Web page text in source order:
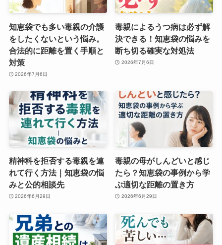
知恵袋でも多い毒親の介護
をしたくないという悩み。
合法的に距離を置く手順と
対策
2026年7月6日
毒親によるうつ病は必ず解
決できる！知恵袋の悩みを
断ち切る確実な対処法
2026年7月6日
精神科を拒否する毒親を連
れて行く方法｜知恵袋の悩
みと公的相談先
2026年6月29日
毒親の母がしんどいと感じ
たら？知恵袋の事例から学
ぶ適切な距離の置き方
2026年6月29日